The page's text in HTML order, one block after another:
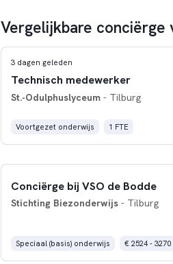
Vergelijkbare conciërge
3 dagen geleden
Technisch medewerker
St.-Odulphuslyceum- Tilburg
Voortgezet onderwijs 1 FTE
Conciërge bij VSO de Bodde
Stichting Biezonderwijs- Tilburg
Speciaal (basis) onderwijs € 2524 - 3270